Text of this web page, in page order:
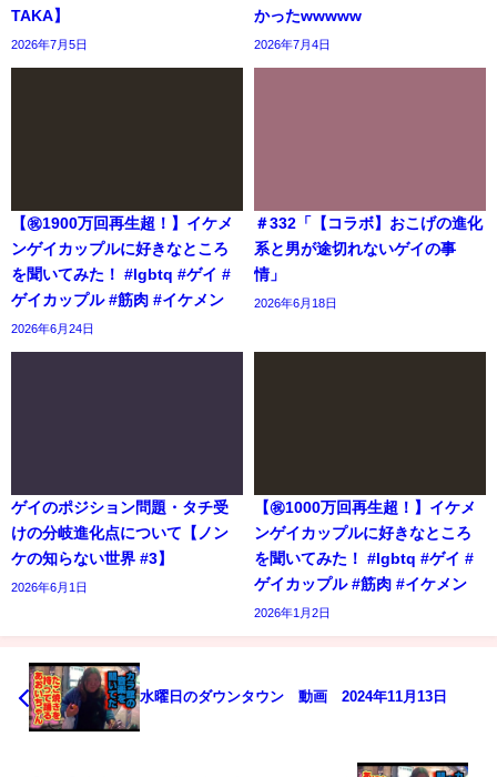
TAKA】
2026年7月5日
かったwwwww
2026年7月4日
【㊗️1900万回再生超！】イケメ
ンゲイカップルに好きなところ
を聞いてみた！ #lgbtq #ゲイ #
ゲイカップル #筋肉 #イケメン
2026年6月24日
＃332「【コラボ】おこげの進化
系と男が途切れないゲイの事
情」
2026年6月18日
ゲイのポジション問題・タチ受
けの分岐進化点について【ノン
ケの知らない世界 #3】
2026年6月1日
【㊗️1000万回再生超！】イケメ
ンゲイカップルに好きなところ
を聞いてみた！ #lgbtq #ゲイ #
ゲイカップル #筋肉 #イケメン
2026年1月2日
水曜日のダウンタウン 動画 2024年11月13日